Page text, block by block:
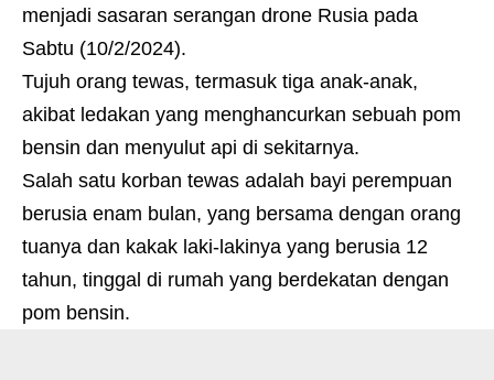
menjadi sasaran serangan drone Rusia pada
Sabtu (10/2/2024).
Tujuh orang tewas, termasuk tiga anak-anak,
akibat ledakan yang menghancurkan sebuah pom
bensin dan menyulut api di sekitarnya.
Salah satu korban tewas adalah bayi perempuan
berusia enam bulan, yang bersama dengan orang
tuanya dan kakak laki-lakinya yang berusia 12
tahun, tinggal di rumah yang berdekatan dengan
pom bensin.